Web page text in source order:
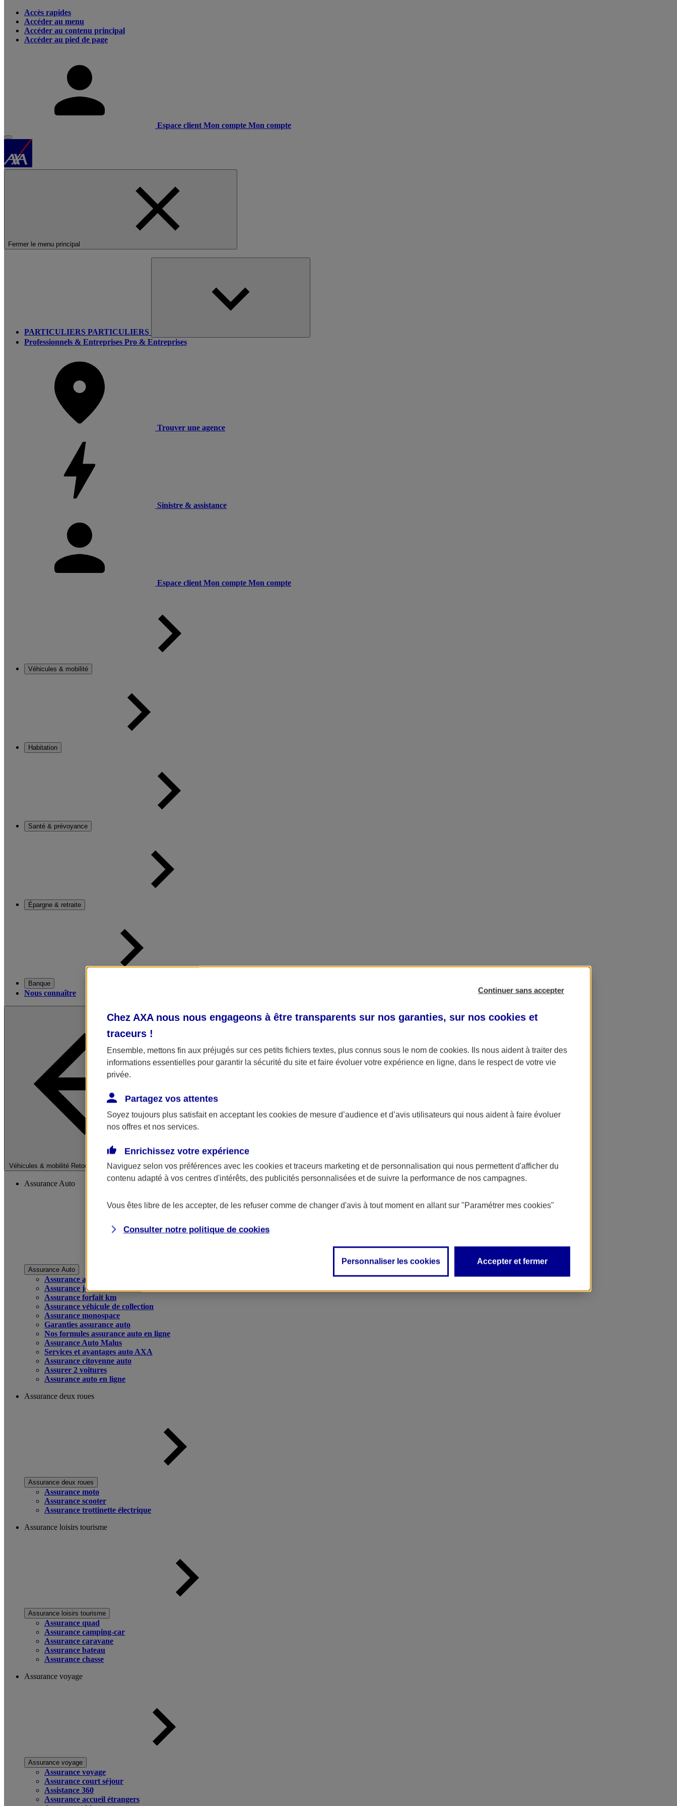
Accès rapides
Accéder au menu
Accéder au contenu principal
Accéder au pied de page
Espace client Mon compte Mon compte
Fermer le menu principal
PARTICULIERS PARTICULIERS
Professionnels & Entreprises Pro & Entreprises
Trouver une agence
Sinistre & assistance
Espace client Mon compte Mon compte
Véhicules & mobilité
Habitation
Santé & prévoyance
Épargne & retraite
Banque
Nous connaître
Véhicules & mobilité Retour à la section précédente
Fermer le menu principal
Assurance Auto
Assurance Auto
Assurance auto
Assurance jeune conducteur
Assurance forfait km
Assurance véhicule de collection
Assurance monospace
Garanties assurance auto
Nos formules assurance auto en ligne
Assurance Auto Malus
Services et avantages auto AXA
Assurance citoyenne auto
Assurer 2 voitures
Assurance auto en ligne
Assurance deux roues
Assurance deux roues
Assurance moto
Assurance scooter
Assurance trottinette électrique
Assurance loisirs tourisme
Assurance loisirs tourisme
Assurance quad
Assurance camping-car
Assurance caravane
Assurance bateau
Assurance chasse
Assurance voyage
Assurance voyage
Assurance voyage
Assurance court séjour
Assistance 360
Assurance accueil étrangers
Continuer sans accepter
Chez AXA nous nous engageons à être transparents sur nos garanties, sur nos cookies et
traceurs !
Ensemble, mettons fin aux préjugés sur ces petits fichiers textes, plus connus sous le nom de cookies. Ils nous aident à traiter des
informations essentielles pour garantir la sécurité du site et faire évoluer votre expérience en ligne, dans le respect de votre vie
privée.
Partagez vos attentes
Soyez toujours plus satisfait en acceptant les cookies de mesure d’audience et d’avis utilisateurs qui nous aident à faire évoluer
nos offres et nos services.
Enrichissez votre expérience
Naviguez selon vos préférences avec les cookies et traceurs marketing et de personnalisation qui nous permettent d'afficher du
contenu adapté à vos centres d'intérêts, des publicités personnalisées et de suivre la performance de nos campagnes.
Vous êtes libre de les accepter, de les refuser comme de changer d'avis à tout moment en allant sur "Paramétrer mes cookies"
Consulter notre politique de cookies
Personnaliser les cookies Accepter et fermer